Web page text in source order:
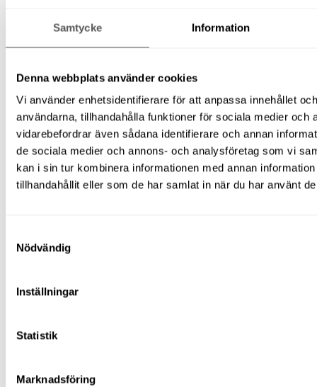
Samtycke Information
Denna webbplats använder cookies
Vi använder enhetsidentifierare för att anpassa innehållet
användarna, tillhandahålla funktioner för sociala medier och
vidarebefordrar även sådana identifierare och annan
de sociala medier och annons- och analysföretag som vi
kan i sin tur kombinera informationen med annan
tillhandahållit eller som de har samlat in när du har använt
Nödvändig
Inställningar
Statistik
Marknadsföring
respektive maskin.
Flexibel leverans & hämtning:Du bestämmer själv om du
Vi samarbetar med externa transportörer vid behov.
Rätt försäkringar:Givetvis har vi alla försäkringar och som
behövs. Det är ett av de krav vi uppfyller för att få vara en del
av rikstäckande Rentalföretagen.
Inget krångel – bara enkel uthyrning:Snabba beslutsvägar,
smidig uthyrningsprocess och konkurrenskraftiga priser gör
att du kan fokusera på ditt arbete istället för att hantera
maskinproblem.
Lift- och fallskyddsutbildning
rättutbildningar